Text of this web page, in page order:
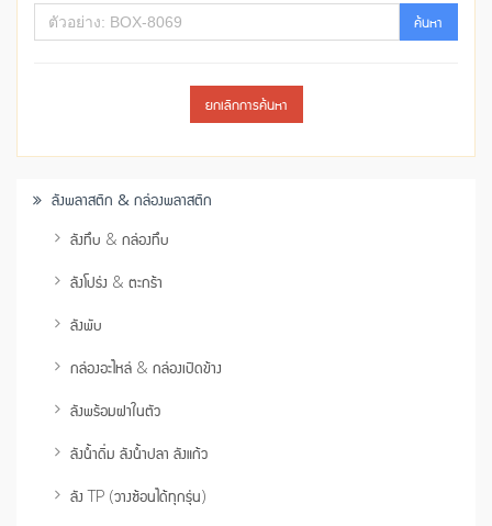
ค้นหา
ยกเลิกการค้นหา
ลังพลาสติก & กล่องพลาสติก
ลังทึบ & กล่องทึบ
ลังโปร่ง & ตะกร้า
ลังพับ
กล่องอะไหล่ & กล่องเปิดข้าง
ลังพร้อมฝาในตัว
ลังน้ำดื่ม ลังน้ำปลา ลังแก้ว
ลัง TP (วางซ้อนได้ทุกรุ่น)